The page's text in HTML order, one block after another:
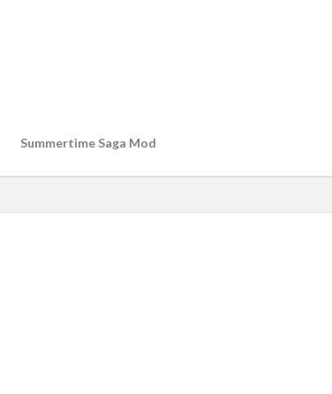
Summertime Saga Mod